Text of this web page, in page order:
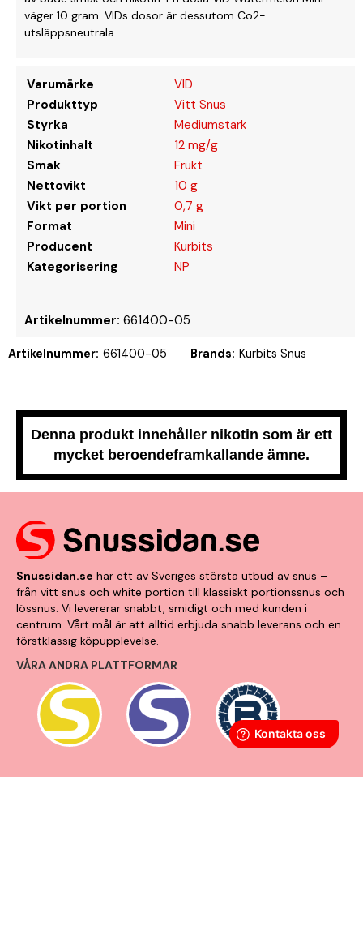
väger 10 gram. VIDs dosor är dessutom Co2-
utsläppsneutrala.
Varumärke
VID
Produkttyp
Vitt Snus
Styrka
Mediumstark
Nikotinhalt
12 mg/g
Smak
Frukt
Nettovikt
10 g
Vikt per portion
0,7 g
Format
Mini
Producent
Kurbits
Kategorisering
NP
Artikelnummer: 661400-05
Artikelnummer: 661400-05 Brands: Kurbits Snus
Denna produkt innehåller nikotin som är ett
mycket beroendeframkallande ämne.
Snussidan.se har ett av Sveriges största utbud av snus –
från vitt snus och white portion till klassiskt portionssnus och
lössnus. Vi levererar snabbt, smidigt och med kunden i
centrum. Vårt mål är att alltid erbjuda snabb leverans och en
förstklassig köpupplevelse.
VÅRA ANDRA PLATTFORMAR